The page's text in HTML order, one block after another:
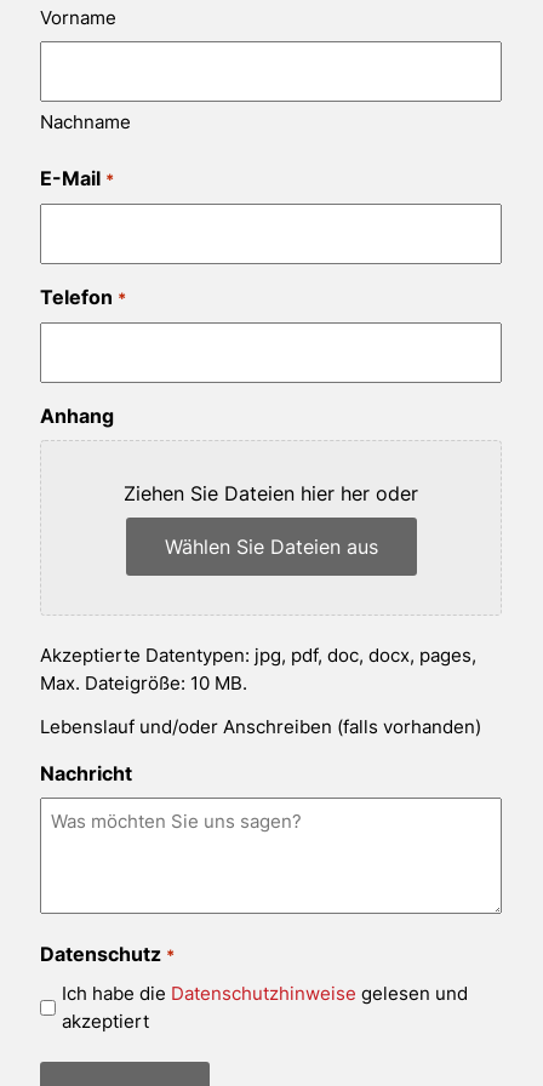
Vorname
Nachname
E-Mail *
Telefon *
Anhang
Ziehen Sie Dateien hier her oder
Wählen Sie Dateien aus
Akzeptierte Datentypen: jpg, pdf, doc, docx, pages,
Max. Dateigröße: 10 MB.
Lebenslauf und/oder Anschreiben (falls vorhanden)
Nachricht
Datenschutz *
Ich habe die Datenschutzhinweise gelesen und
akzeptiert